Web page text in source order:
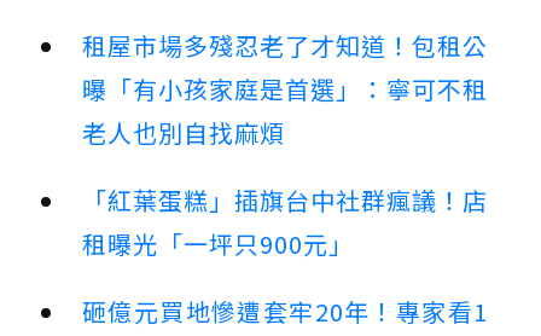
租屋市場多殘忍老了才知道！包租公
曝「有小孩家庭是首選」：寧可不租
老人也別自找麻煩
「紅葉蛋糕」插旗台中社群瘋議！店
租曝光「一坪只900元」
砸億元買地慘遭套牢20年！專家看1